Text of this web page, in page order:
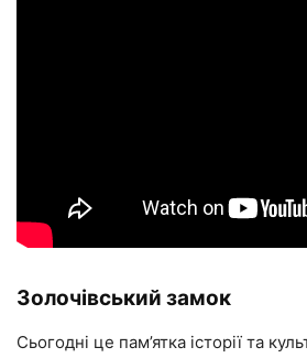
Золочівський замок
Сьогодні це пам’ятка історії та